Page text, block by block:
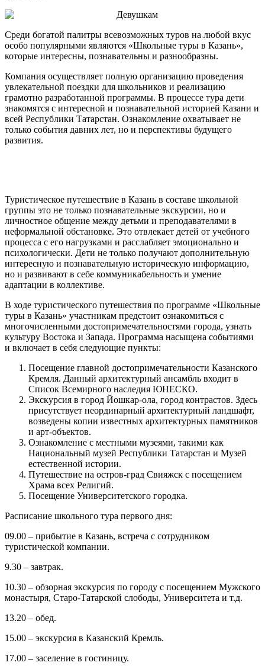
Среди богатой палитры всевозможных туров на любой вкус
особо популярными являются «Школьные туры в Казань»,
которые интересны, познавательны и разнообразны.
Компания осуществляет полную организацию проведения
увлекательной поездки для школьников и реализацию
грамотно разработанной программы. В процессе тура дети
знакомятся с интересной и познавательной историей Казани и
всей Республики Татарстан. Ознакомление охватывает не
только события давних лет, но и перспективы будущего
развития.
Туристическое путешествие в Казань в составе школьной
группы это не только познавательные экскурсии, но и
личностное общение между детьми и преподавателями в
неформальной обстановке. Это отвлекает детей от учебного
процесса с его нагрузками и расслабляет эмоционально и
психологически. Дети не только получают дополнительную
интересную и познавательную историческую информацию,
но и развивают в себе коммуникабельность и умение
адаптации в коллективе.
В ходе туристического путешествия по программе «Школьные
туры в Казань» участникам предстоит ознакомиться с
многочисленными достопримечательностями города, узнать
культуру Востока и Запада. Программа насыщена событиями
и включает в себя следующие пункты:
Посещение главной достопримечательности Казанского
Кремля. Данный архитектурный ансамбль входит в
Список Всемирного наследия ЮНЕСКО.
Экскурсия в город Йошкар-ола, город контрастов. Здесь
присутствует неординарный архитектурный ландшафт,
возведены копии известных архитектурных памятников
и арт-объектов.
Ознакомление с местными музеями, такими как
Национальный музей Республики Татарстан и Музей
естественной истории.
Путешествие на остров-град Свияжск с посещением
Храма всех Религий.
Посещение Университетского городка.
Расписание школьного тура первого дня:
09.00 – прибытие в Казань, встреча с сотрудником
туристической компании.
9.30 – завтрак.
10.30 – обзорная экскурсия по городу с посещением Мужского
монастыря, Старо-Татарской слободы, Университета и т.д.
13.20 – обед.
15.00 – экскурсия в Казанский Кремль.
17.00 – заселение в гостиницу.